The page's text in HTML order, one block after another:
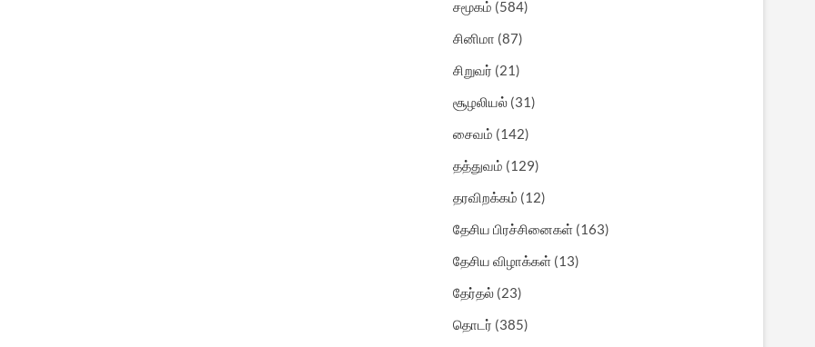
சமூகம் (584)
சினிமா (87)
சிறுவர் (21)
சூழலியல் (31)
சைவம் (142)
தத்துவம் (129)
தரவிறக்கம் (12)
தேசிய பிரச்சினைகள் (163)
தேசிய விழாக்கள் (13)
தேர்தல் (23)
தொடர் (385)